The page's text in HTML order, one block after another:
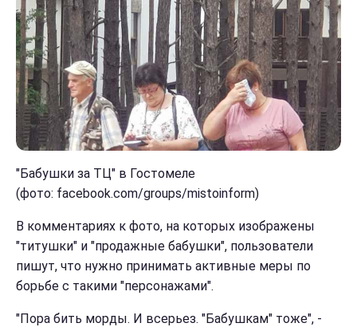
"Бабушки за ТЦ" в Гостомеле
(фото: facebook.com/groups/mistoinform)
В комментариях к фото, на которых изображены
"титушки" и "продажные бабушки", пользователи
пишут, что нужно принимать активные меры по
борьбе с такими "персонажами".
"Пора бить морды. И всерьез. "Бабушкам" тоже", -